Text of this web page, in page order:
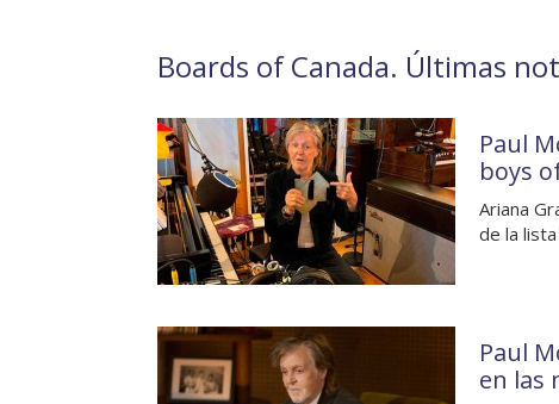
Boards of Canada. Últimas
Paul
boys
Ariana
de la
Paul
en las